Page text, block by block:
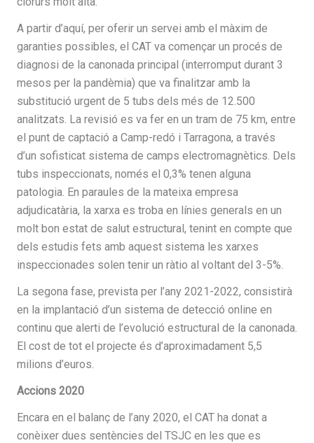
A partir d’aquí, per oferir un servei amb el màxim de
garanties possibles, el CAT va començar un procés de
diagnosi de la canonada principal (interromput durant 3
mesos per la pandèmia) que va finalitzar amb la
substitució urgent de 5 tubs dels més de 12.500
analitzats. La revisió es va fer en un tram de 75 km, entre
el punt de captació a Camp-redó i Tarragona, a través
d’un sofisticat sistema de camps electromagnètics. Dels
tubs inspeccionats, només el 0,3% tenen alguna
patologia. En paraules de la mateixa empresa
adjudicatària, la xarxa es troba en línies generals en un
molt bon estat de salut estructural, tenint en compte que
dels estudis fets amb aquest sistema les xarxes
inspeccionades solen tenir un ràtio al voltant del 3-5%.
La segona fase, prevista per l’any 2021-2022, consistirà
en la implantació d’un sistema de detecció online en
continu que alerti de l’evolució estructural de la canonada.
El cost de tot el projecte és d’aproximadament 5,5
milions d’euros.
Accions 2020
Encara en el balanç de l’any 2020, el CAT ha donat a
conèixer dues sentències del TSJC en les que es